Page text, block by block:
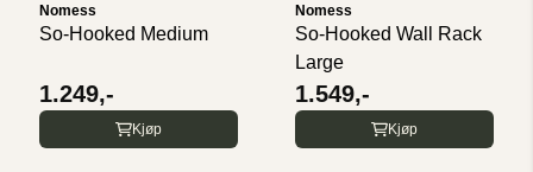
Nomess
So-Hooked Medium
1.249,-
Kjøp
Nomess
So-Hooked Wall Rack
Large
1.549,-
Kjøp